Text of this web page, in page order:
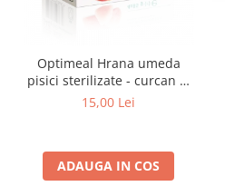
Optimeal Hrana umeda
pisici sterilizate - curcan si
pui in sos, set 3+1,
15,00 Lei
ADAUGA IN COS